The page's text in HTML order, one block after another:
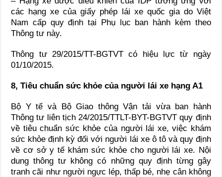
các hạng xe của giấy phép lái xe quốc gia do Việt
Nam cấp quy định tại Phụ lục ban hành kèm theo
Thông tư này.
Thông tư 29/2015/TT-BGTVT có hiệu lực từ ngày
01/10/2015.
8, Tiêu chuẩn sức khỏe của người lái xe hạng A1
Bộ Y tế và Bộ Giao thông Vận tải vừa ban hành
Thông tư liên tịch 24/2015/TTLT-BYT-BGTVT quy định
về tiêu chuẩn sức khỏe của người lái xe, việc khám
sức khỏe định kỳ đối với người lái xe ô tô và quy định
về cơ sở y tế khám sức khỏe cho người lái xe. Nội
dung thông tư không có những quy định từng gây
tranh cãi như người ngực lép, thấp bé, nhẹ cân không